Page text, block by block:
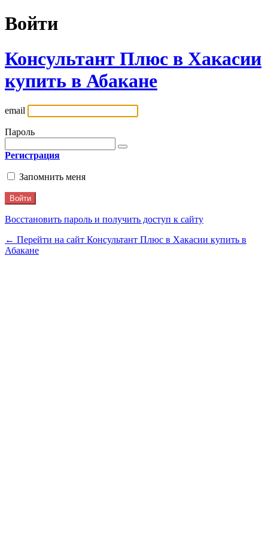
Войти
Консультант Плюс в Хакасии
купить в Абакане
email
Пароль
Регистрация
Запомнить меня
Восстановить пароль и получить доступ к сайту
← Перейти на сайт Консультант Плюс в Хакасии купить в
Абакане